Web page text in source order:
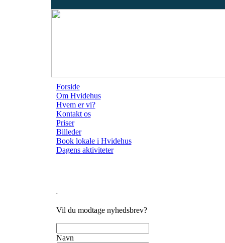
Forside
Om Hvidehus
Hvem er vi?
Kontakt os
Priser
Billeder
Book lokale i Hvidehus
Dagens aktiviteter
Vil du modtage nyhedsbrev?
Navn